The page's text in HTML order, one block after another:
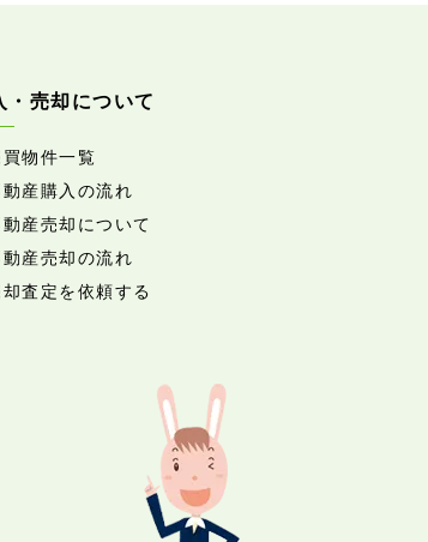
・売却について
物件一覧
産購入の流れ
産売却について
産売却の流れ
査定を依頼する